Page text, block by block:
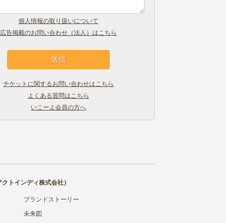
個人情報の取り扱いについて
広告掲載のお問い合わせ（法人）はこちら
チケットに関するお問い合わせはこちら
よくある質問はこちら
いこーよ会員の方へ
クトインディ株式会社）
ブランドストーリー
未来図